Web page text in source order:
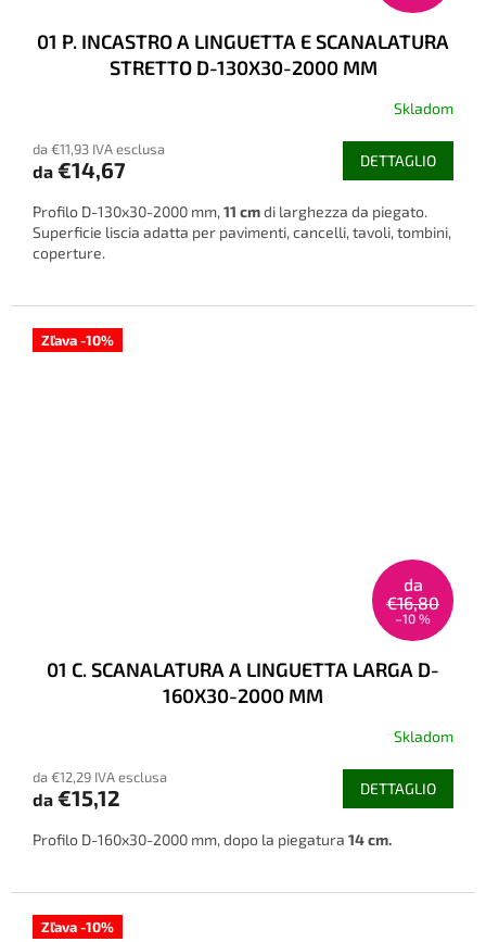
01 P. INCASTRO A LINGUETTA E SCANALATURA
STRETTO D-130X30-2000 MM
Skladom
da €11,93 IVA esclusa
da €14,67 DETTAGLIO
Profilo D-130x30-2000 mm, 11 cmdi larghezza da piegato.
Superficie liscia adatta per pavimenti, cancelli, tavoli, tombini,
coperture.
Zľava -10%
da
€16,80
–10 %
01 C. SCANALATURA A LINGUETTA LARGA D-
160X30-2000 MM
Skladom
da €12,29 IVA esclusa
da €15,12 DETTAGLIO
Profilo D-160x30-2000 mm, dopo la piegatura 14 cm.
Zľava -10%